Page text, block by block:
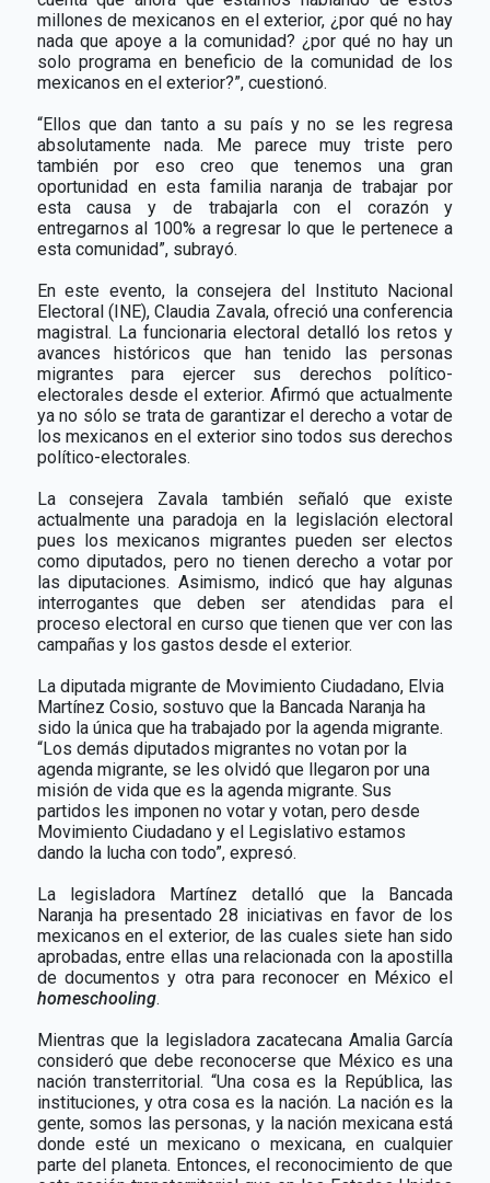
millones de mexicanos en el exterior, ¿por qué no hay
nada que apoye a la comunidad? ¿por qué no hay un
solo programa en beneficio de la comunidad de los
mexicanos en el exterior?”, cuestionó.
“Ellos que dan tanto a su país y no se les regresa
absolutamente nada. Me parece muy triste pero
también por eso creo que tenemos una gran
oportunidad en esta familia naranja de trabajar por
esta causa y de trabajarla con el corazón y
entregarnos al 100% a regresar lo que le pertenece a
esta comunidad”, subrayó.
En este evento, la consejera del Instituto Nacional
Electoral (INE), Claudia Zavala, ofreció una conferencia
magistral. La funcionaria electoral detalló los retos y
avances históricos que han tenido las personas
migrantes para ejercer sus derechos político-
electorales desde el exterior. Afirmó que actualmente
ya no sólo se trata de garantizar el derecho a votar de
los mexicanos en el exterior sino todos sus derechos
político-electorales.
La consejera Zavala también señaló que existe
actualmente una paradoja en la legislación electoral
pues los mexicanos migrantes pueden ser electos
como diputados, pero no tienen derecho a votar por
las diputaciones. Asimismo, indicó que hay algunas
interrogantes que deben ser atendidas para el
proceso electoral en curso que tienen que ver con las
campañas y los gastos desde el exterior.
La diputada migrante de Movimiento Ciudadano, Elvia
Martínez Cosio, sostuvo que la Bancada Naranja ha
sido la única que ha trabajado por la agenda migrante.
“Los demás diputados migrantes no votan por la
agenda migrante, se les olvidó que llegaron por una
misión de vida que es la agenda migrante. Sus
partidos les imponen no votar y votan, pero desde
Movimiento Ciudadano y el Legislativo estamos
dando la lucha con todo”, expresó.
La legisladora Martínez detalló que la Bancada
Naranja ha presentado 28 iniciativas en favor de los
mexicanos en el exterior, de las cuales siete han sido
aprobadas, entre ellas una relacionada con la apostilla
de documentos y otra para reconocer en México el
homeschooling.
Mientras que la legisladora zacatecana Amalia García
consideró que debe reconocerse que México es una
nación transterritorial. “Una cosa es la República, las
instituciones, y otra cosa es la nación. La nación es la
gente, somos las personas, y la nación mexicana está
donde esté un mexicano o mexicana, en cualquier
parte del planeta. Entonces, el reconocimiento de que